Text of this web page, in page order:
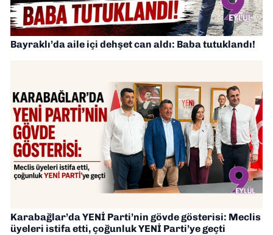
Bayraklı’da aile içi dehşet can aldı: Baba tutuklandı!
Karabağlar’da YENİ Parti’nin gövde gösterisi: Meclis
üyeleri istifa etti, çoğunluk YENİ Parti’ye geçti